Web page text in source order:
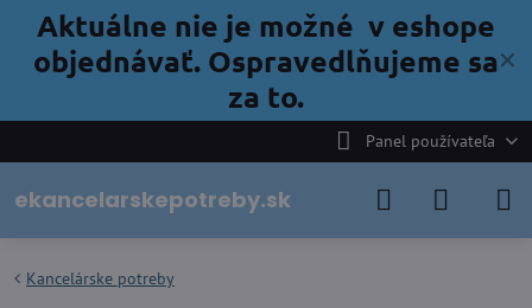
✕
Aktuálne nie je možné v eshope
objednávať. Ospravedlňujeme sa
za to.
Panel používateľa
ekancelarskepotreby.sk
Kancelárske potreby